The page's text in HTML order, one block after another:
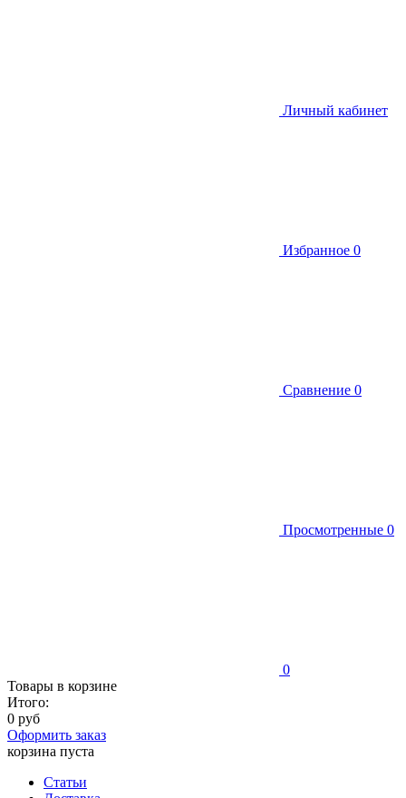
Личный кабинет
Избранное 0
Сравнение 0
Просмотренные 0
0
Товары в корзине
Итого:
0 руб
Оформить заказ
корзина пуста
Статьи